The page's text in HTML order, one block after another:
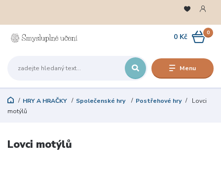
Menu
0
0 Kč
HRY A HRAČKY Společenské hry Postřehové hry
Lovci
motýlů
Lovci motýlů